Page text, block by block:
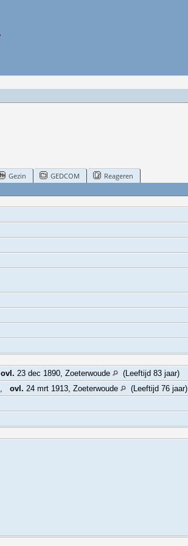
Gezin GEDCOM
Reageren
ovl. 23 dec 1890, Zoeterwoude
(Leeftijd 83 jaar)
, ovl. 24 mrt 1913, Zoeterwoude
(Leeftijd 76 jaar)